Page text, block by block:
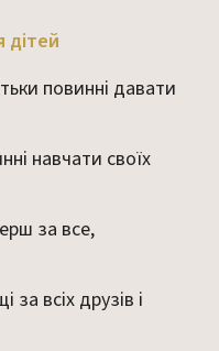
дітей
повинні давати
навчати своїх
за все,
всіх друзів і